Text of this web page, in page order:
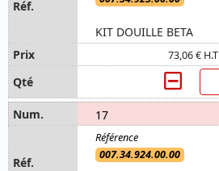
KIT DOUILLE BETA
73,06 € H.T
17
007.34.924.00.00